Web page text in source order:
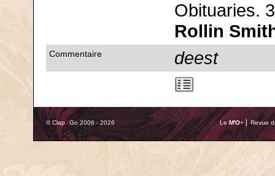
Obituaries.
Rollin
Commentaire deest
© Clap&Go 2006 - 2026 Le M'O+ ⎢ Revue